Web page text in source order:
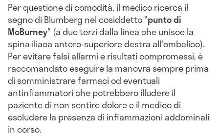
Per questione di comodità, il medico ricerca il
segno di Blumberg nel cosiddetto "punto di
McBurney" (a due terzi dalla linea che unisce la
spina iliaca antero-superiore destra all'ombelico).
Per evitare falsi allarmi e risultati compromessi, è
raccomandato eseguire la manovra sempre prima
di somministrare farmaci od eventuali
antinfiammatori che potrebbero illudere il
paziente di non sentire dolore e il medico di
escludere la presenza di infiammazioni addominali
in corso.